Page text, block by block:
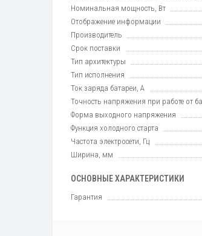
Номинальная мощность, Вт
Отображение информации
Производитель
Срок поставки
Тип архитектуры
Тип исполнения
Ток заряда батареи, А
Точность напряжения при работе от
Форма выходного напряжения
Функция холодного старта
Частота электросети, Гц
Ширина, мм
ОСНОВНЫЕ ХАРАКТЕРИСТИКИ
Гарантия